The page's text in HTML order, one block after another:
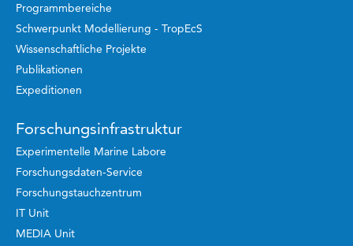
Programmbereiche
Schwerpunkt Modellierung - TropEcS
Wissenschaftliche Projekte
Publikationen
Expeditionen
Forschungsinfrastruktur
Experimentelle Marine Labore
Forschungsdaten-Service
Forschungstauchzentrum
IT Unit
MEDIA Unit